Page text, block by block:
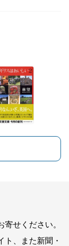
せください。
ト、また新聞・